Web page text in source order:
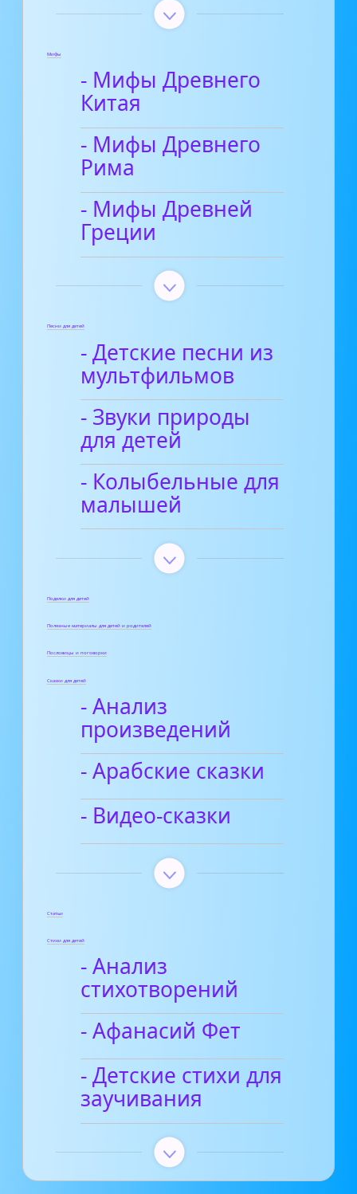
Мифы
- Мифы Древнего
Китая
- Мифы Древнего
Рима
- Мифы Древней
Греции
Песни для детей
- Детские песни из
мультфильмов
- Звуки природы
для детей
- Колыбельные для
малышей
Поделки для детей
Полезные материалы для детей и родителей
Пословицы и поговорки
Сказки для детей
- Анализ
произведений
- Арабские сказки
- Видео-сказки
Статьи
Стихи для детей
- Анализ
стихотворений
- Афанасий Фет
- Детские стихи для
заучивания